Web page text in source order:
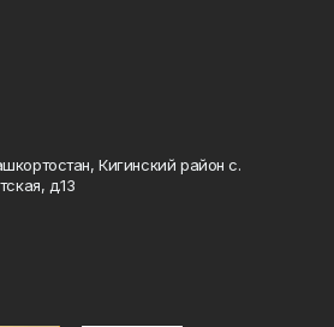
Кигинский район с.
д.13